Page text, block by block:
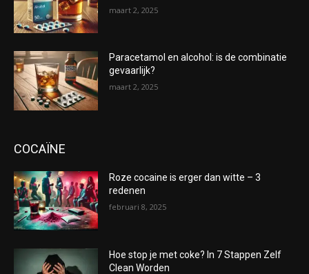
maart 2, 2025
Paracetamol en alcohol: is de combinatie
gevaarlijk?
maart 2, 2025
COCAÏNE
Roze cocaine is erger dan witte – 3
redenen
februari 8, 2025
Hoe stop je met coke? In 7 Stappen Zelf
Clean Worden